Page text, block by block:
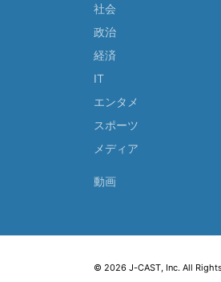
社会
政治
経済
IT
エンタメ
スポーツ
メディア
動画
© 2026 J-CAST, Inc. All